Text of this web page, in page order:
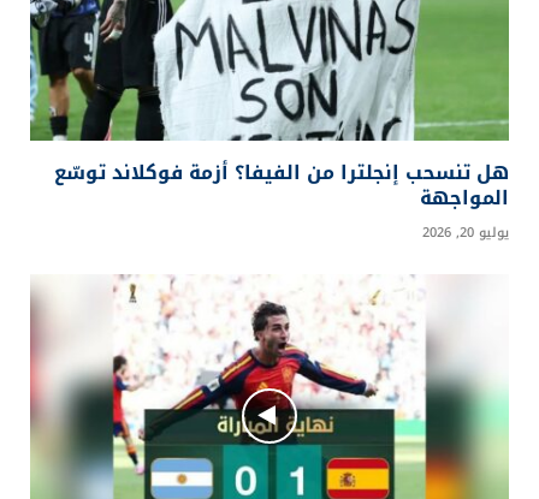
هل تنسحب إنجلترا من الفيفا؟ أزمة فوكلاند توسّع
المواجهة
يوليو 20, 2026